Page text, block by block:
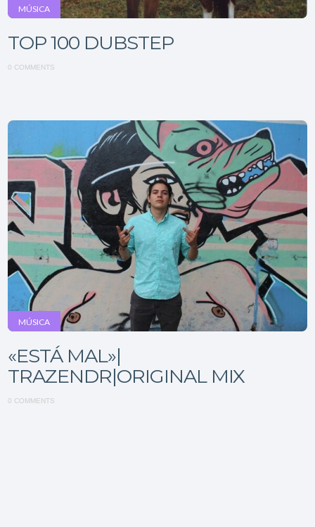
MÚSICA
TOP 100 DUBSTEP
0 COMMENTS
MÚSICA
«ESTÁ MAL»|
TRAZENDR|ORIGINAL MIX
0 COMMENTS